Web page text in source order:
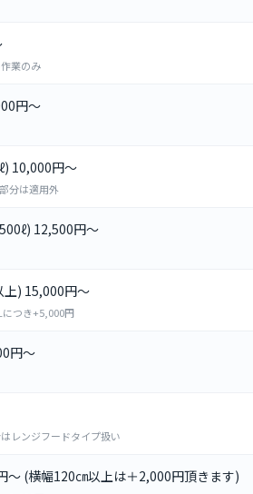
業のみ
円～
10,000円～
分は適用外
12,500円～
上) 15,000円～
につき+5,000円
円～
レンジフードタイプ扱い
～ (横幅120㎝以上は＋2,000円頂きます)